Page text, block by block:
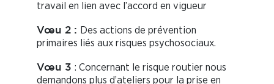
travail en lien avec l’accord en vigueur
Vœu 2 : Des actions de prévention
primaires liés aux risques psychosociaux.
Vœu 3 : Concernant le risque routier nous
demandons plus d’ateliers pour la prise en